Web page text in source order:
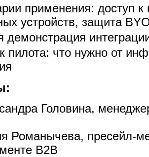
применения: доступ
устройств, защита
демонстрация
пилота: что нужно от
Головина,
Романычева, пресейл-
B2B